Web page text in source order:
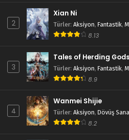
2
Xian Ni
Türler: Aksiyon, Fantastik,
8.13
3
Tales of Herding Gods
Türler: Aksiyon, Fantastik,
8.9
4
Wanmei Shijie
Türler: Aksiyon, Dövüş
8.2